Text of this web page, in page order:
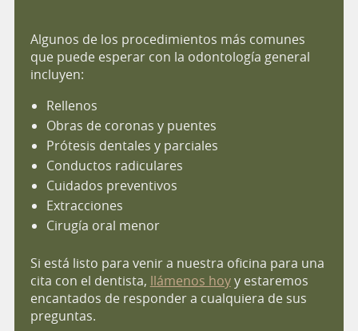
Algunos de los procedimientos más comunes
que puede esperar con la odontología general
incluyen:
Rellenos
Obras de coronas y puentes
Prótesis dentales y parciales
Conductos radiculares
Cuidados preventivos
Extracciones
Cirugía oral menor
Si está listo para venir a nuestra oficina para una
cita con el dentista, llámenos hoyy estaremos
encantados de responder a cualquiera de sus
preguntas.